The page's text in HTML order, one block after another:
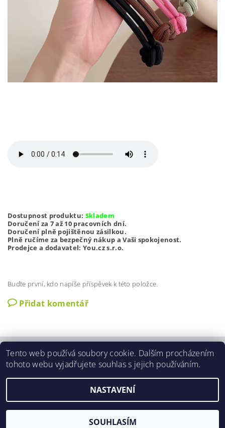
Dostupnost produktu: Skladem
Doručení za 7 až 10 pracovních dní.
Doručení plně pojištěnou zásilkou.
Plně ručíme za bezpečný nákup a Vaši spokojenost.
Prodejce a dodavatel: You.cz s.r.o.
Buďte první, kdo napíše příspěvek k této položce.
Přidat komentář
Zobrazit akční slevy | O nás | Kontakty | Obchodní podmínky
GDPR podmínky | Aktuální nabídka slev
2026 ©3SLEVY.CZ, všechna práva vyhrazena
Vytvořil Shoptet
Tento web používá soubory cookie. Dalším procházením
tohoto webu vyjadřujete souhlas s jejich používáním.
NASTAVENÍ
SOUHLASÍM